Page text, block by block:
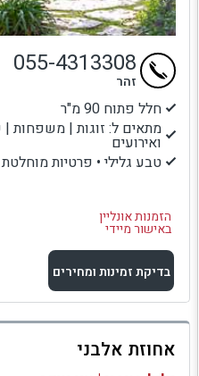
חלל פתוח 90 מ"ר
ואירועים
טבע גלילי • פרטיות
הזמנות אונליין
באישור מיידי
055-4313308
זהר
בדיקת זמינות ומחירים
למתחם זה
בדיקת זמינות ומחירים
אחוזת אלבני